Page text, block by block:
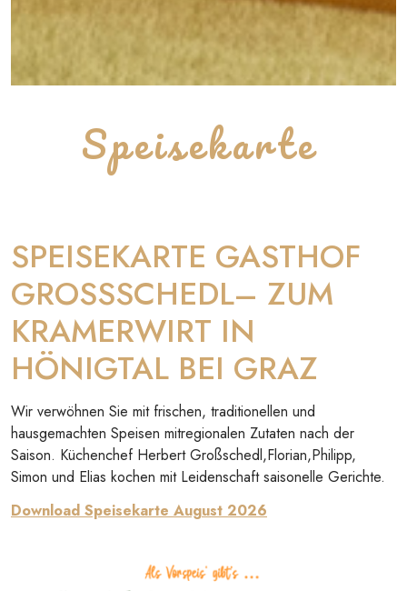
Speisekarte
SPEISEKARTE GASTHOF
GROSSSCHEDL– ZUM
KRAMERWIRT IN
HÖNIGTAL BEI GRAZ
Wir verwöhnen Sie mit frischen, traditionellen und
hausgemachten Speisen mitregionalen Zutaten nach der
Saison. Küchenchef Herbert Großschedl,Florian,Philipp,
Simon und Elias kochen mit Leidenschaft saisonelle Gerichte.
Download Speisekarte August 2026